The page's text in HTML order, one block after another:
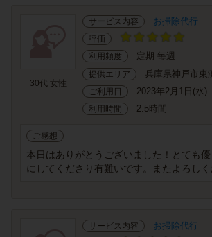
30代 女性
サービス内容 お掃除代行
評価
利用頻度
定期 毎週
提供エリア 兵庫県神戸市東
ご利用日 2023年2月1日(水)
利用時間 2.5時間
ご感想
本日はありがとうございました！とても
にしてくださり有難いです。またよろしく
サービス内容 お掃除代行